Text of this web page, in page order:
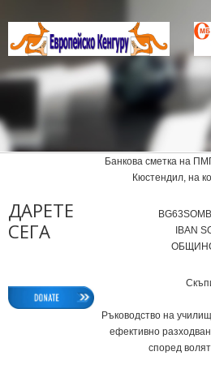
ДАРЕТЕ
СЕГА
Банкова сметка на
Кюстендил, на
IВAN
Ръководство на
ефективно
според